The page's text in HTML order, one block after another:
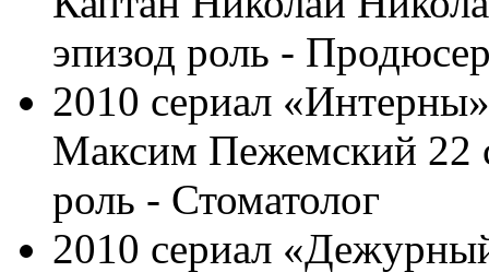
эпизод роль -
2010 сериал
Максим Пежемский 22
роль - Стоматолог
2010 сериал